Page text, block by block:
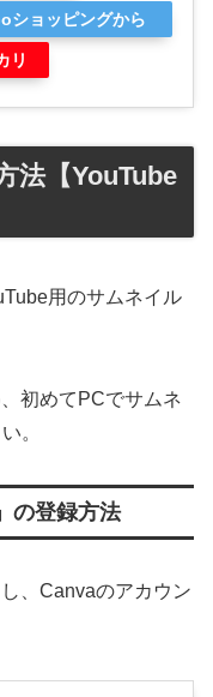
ショッピングから
リ
法【YouTube
用のサムネイル
初めてPCでサムネ
。
の登録方法
、Canvaのアカウン